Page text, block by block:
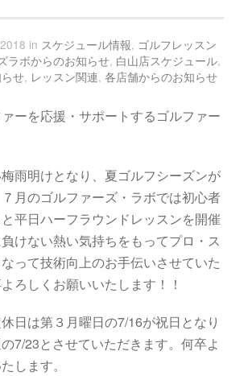
in スケジュール情報, ゴルフレッスン
ラボからのお知らせ, 白山店スケジュール,
せ, レッスン関連, 各店舗からのお知らせ
ーを応援・サポートするゴルファー
雨明けとなり、夏ゴルフシーズンが
月のゴルファーズ・ラボでは初心者
平日ハーフラウンドレッスンを開催
けない熱い気持ちをもってプロ・ス
って技術向上のお手伝いさせていた
ろしくお願いいたします！！
日は第３月曜日の7/16が祝日となり
7/23とさせていただきます。何卒よ
します。